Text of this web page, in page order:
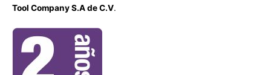
Tool Company S.A de C.V.